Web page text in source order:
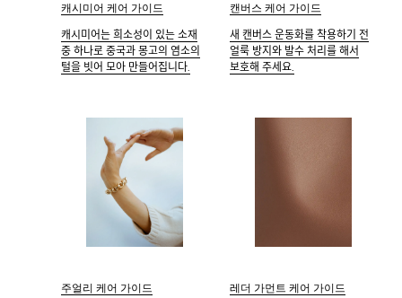
캐시미어 케어 가이드
캐시미어는 희소성이 있는 소재
중 하나로 중국과 몽고의 염소의
털을 빗어 모아 만들어집니다.
캔버스 케어 가이드
새 캔버스 운동화를 착용하기 전
얼룩 방지와 발수 처리를 해서
보호해 주세요.
주얼리 케어 가이드 레더 가먼트 케어 가이드